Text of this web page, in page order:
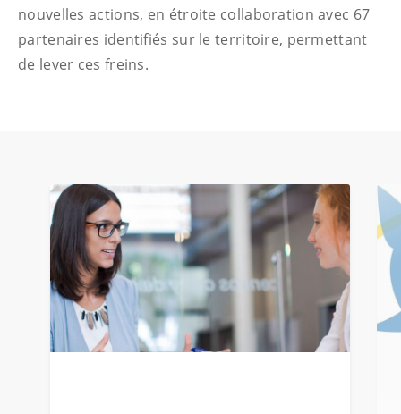
nouvelles actions, en étroite collaboration avec 67
partenaires identifiés sur le territoire, permettant
de lever ces freins.
Utilisez les boutons de navigation pour afficher les